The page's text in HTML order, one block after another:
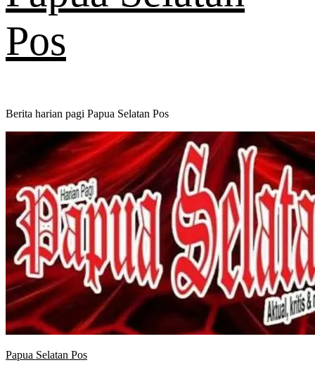
Pos
Berita harian pagi Papua Selatan Pos
Primary
Papua Selatan Pos